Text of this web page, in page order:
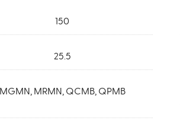
150
25.5
MGMN, MRMN, QCMB, QPMB